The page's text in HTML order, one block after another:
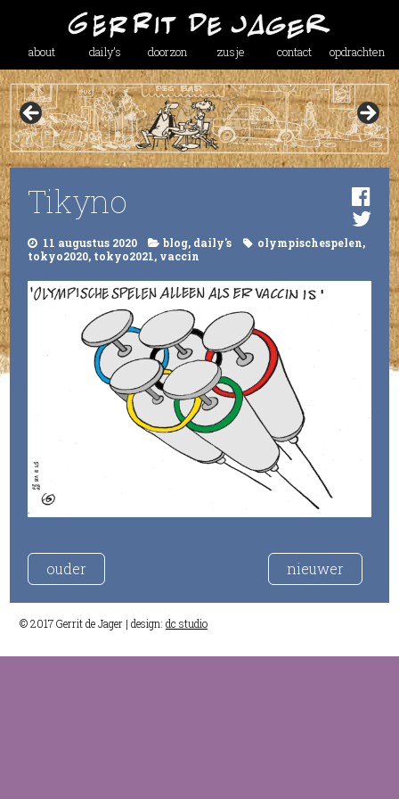
about daily’s doorzon zusje contact opdrachten
Tikyno
11 augustus 2020 blog, daily's olympischespelen,
tokyo2020, tokyo2021, vaccin
ouder nieuwer
© 2017 Gerrit de Jager | design: dc studio